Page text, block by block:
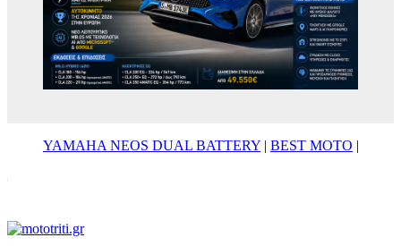
YAMAHA NEOS DUAL BATTERY | BEST MOTO |